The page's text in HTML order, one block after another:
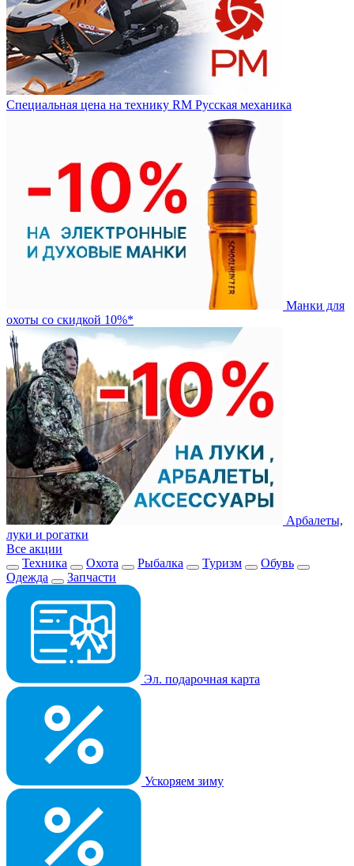
Специальная цена на технику RM Русская механика
Манки для
охоты со скидкой 10%*
Арбалеты,
луки и рогатки
Все акции
Техника
Охота Рыбалка Туризм
Обувь
Одежда
Запчасти
Эл. подарочная карта
Ускоряем зиму